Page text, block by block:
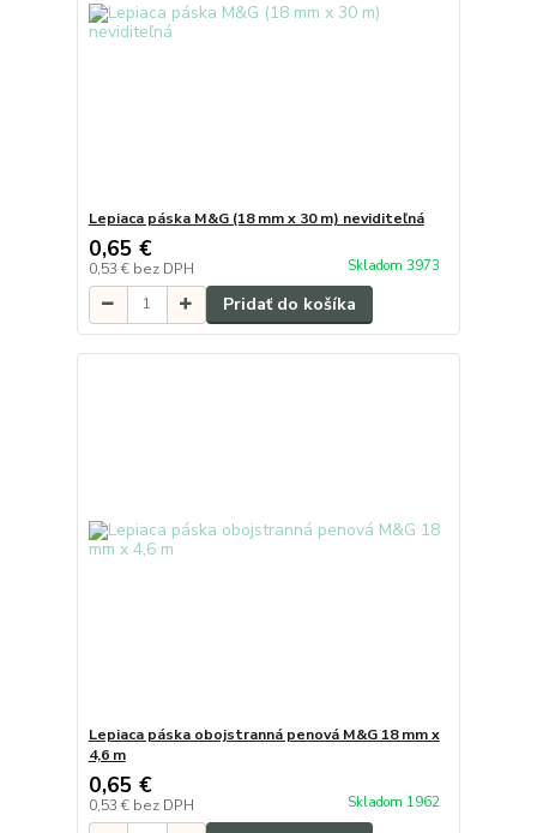
Lepiaca páska M&G (18 mm x 30 m) neviditeľná
0,65 €
0,53 € bez DPH Skladom 3973
Pridať do košíka
Lepiaca páska obojstranná penová M&G 18 mm x
4,6 m
0,65 €
0,53 € bez DPH Skladom 1962